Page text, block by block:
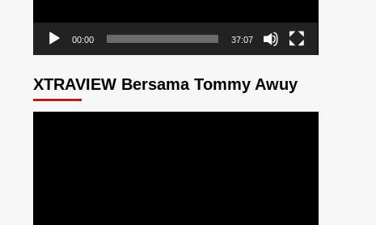
00:00 37:07
XTRAVIEW Bersama Tommy Awuy